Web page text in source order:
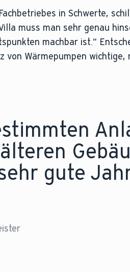
in Schwerte,
muss man sehr genau
machbar ist.“
Wärmepumpen wichtige,
gute